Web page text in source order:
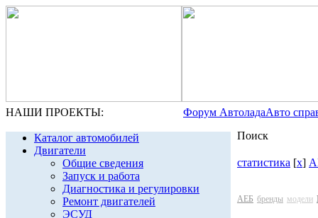
НАШИ ПРОЕКТЫ: Форум АвтоладаАвто
Каталог автомобилей
Двигатели
Общие сведения
Запуск и работа
Диагностика и регулировки
Ремонт двигателей
ЭСУД
Поиск
статистика [x]
АЕБ бренды модели